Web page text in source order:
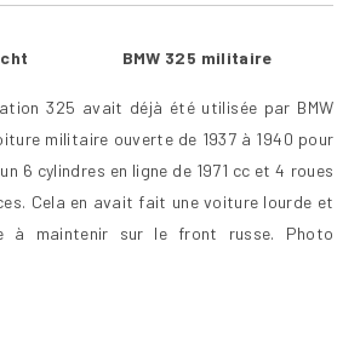
BMW 325 militaire
325 avait déjà été utilisée par BMW
militaire ouverte de 1937 à 1940 pour
6 cylindres en ligne de 1971 cc et 4 roues
Cela en avait fait une voiture lourde et
à maintenir sur le front russe. Photo